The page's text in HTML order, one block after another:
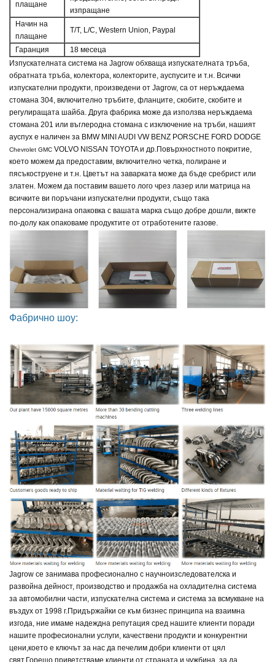
плащане
изпращане
Начин на
плащане
T/T, L/C, Western Union, Paypal
Гаранция
18 месеца
Изпускателната система на Jagrow обхваща изпускателната тръба,
обратната тръба, колектора, колекторите, ауспусите и т.н. Всички
изпускателни продукти, произведени от Jagrow, са от неръждаема
стомана 304, включително тръбите, фланците, скобите, скобите и
регулиращата шайба. Друга фабрика може да използва неръждаема
стомана 201 или въглеродна стомана с изключение на тръби, нашият
ауспух е наличен за BMW MINI AUDI VW BENZ PORSCHE FORD DODGE
Chevrolet GMC VOLVO NISSAN TOYOTA и др. Повърхностното покритие,
което можем да предоставим, включително четка, полиране и
пясъкоструене и т.н. Цветът на заварката може да бъде сребрист или
златен. Можем да поставим вашето лого чрез лазер или матрица на
всичките ви поръчани изпускателни продукти, също така
персонализирана опаковка с вашата марка също добре дошли, вижте
по-долу как опаковаме продуктите от отработените газове.
Фабрично шоу:
Jagrow се занимава професионално с научноизследователска и
развойна дейност, производство и продажба на охладителна система
за автомобилни части, изпускателна система и система за всмукване на
въздух от 1998 г.Придържайки се към бизнес принципа на взаимна
изгода, ние имаме надеждна репутация сред нашите клиенти поради
нашите професионални услуги, качествени продукти и конкурентни
цени,което е ключът за нас да печелим добри клиенти от цял